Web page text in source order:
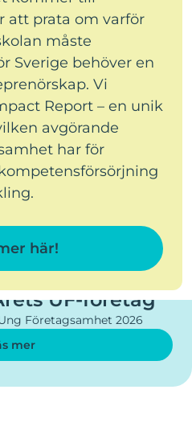
att prata om varför
måste
Sverige behöver en
Vi
Report – en unik
avgörande
har för
här!
UF-företag
Företagsamhet 2026
mer